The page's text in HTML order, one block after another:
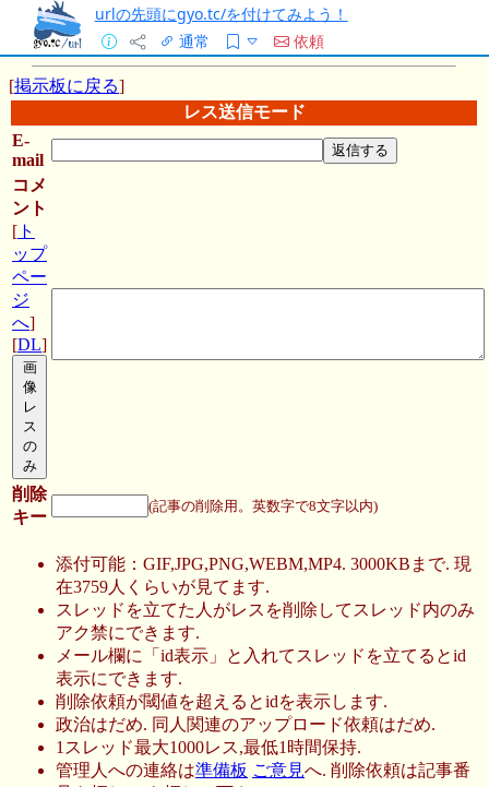
urlの先頭にgyo.tc/を付けてみよう！
通常
依頼